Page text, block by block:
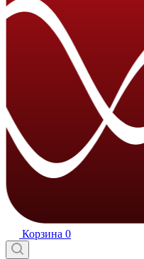
Корзина 0